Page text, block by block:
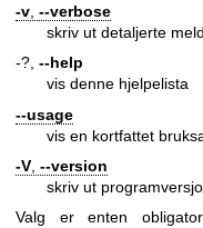
-v --verbose
skriv ut detaljerte
-?, --help
vis denne hjelpelista
--usage
vis en kortfattet
-V --version
skriv ut
Valg er enten